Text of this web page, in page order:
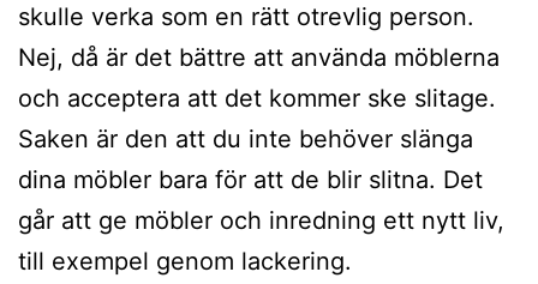
skulle verka som en rätt otrevlig person.
Nej, då är det bättre att använda möblerna
och acceptera att det kommer ske slitage.
Saken är den att du inte behöver slänga
dina möbler bara för att de blir slitna. Det
går att ge möbler och inredning ett nytt liv,
till exempel genom lackering.